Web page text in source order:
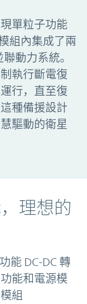
單粒子功能
組內集成了兩
動力系統。
執行斷電復
行，直至復
種備援設計
驅動的衛星
理想的
能 DC-DC 轉
能和電源模
組